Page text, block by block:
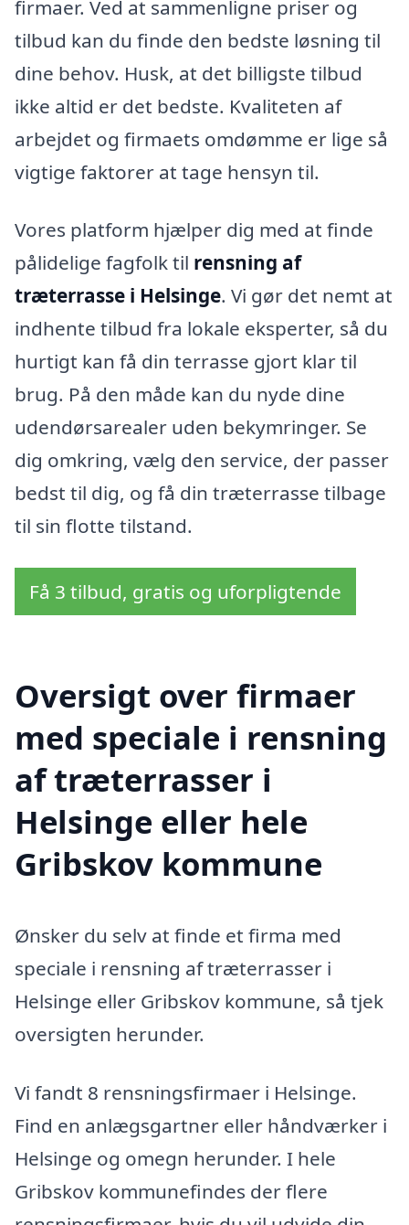
firmaer. Ved at sammenligne priser og
tilbud kan du finde den bedste løsning til
dine behov. Husk, at det billigste tilbud
ikke altid er det bedste. Kvaliteten af
arbejdet og firmaets omdømme er lige så
vigtige faktorer at tage hensyn til.
Vores platform hjælper dig med at finde
pålidelige fagfolk til rensning af
træterrasse i Helsinge. Vi gør det nemt at
indhente tilbud fra lokale eksperter, så du
hurtigt kan få din terrasse gjort klar til
brug. På den måde kan du nyde dine
udendørsarealer uden bekymringer. Se
dig omkring, vælg den service, der passer
bedst til dig, og få din træterrasse tilbage
til sin flotte tilstand.
Få 3 tilbud, gratis og uforpligtende
Oversigt over firmaer
med speciale i rensning
af træterrasser i
Helsinge eller hele
Gribskov kommune
Ønsker du selv at finde et firma med
speciale i rensning af træterrasser i
Helsinge eller Gribskov kommune, så tjek
oversigten herunder.
Vi fandt 8 rensningsfirmaer i Helsinge.
Find en anlægsgartner eller håndværker i
Helsinge og omegn herunder. I hele
Gribskov kommunefindes der flere